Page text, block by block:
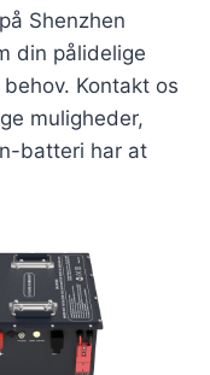
Shenzhen
din pålidelige
Kontakt os
muligheder,
batteri har at